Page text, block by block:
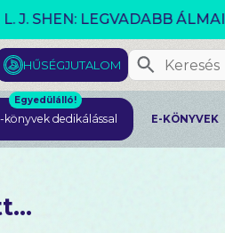
VÁLTOZÓ VILÁG AKCIÓ!
HŰSÉGJUTALOM
könyvek dedikálással
Egyedülálló!
E-KÖNYVEK